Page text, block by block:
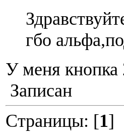
гбо
У меня кнопка
Записан
Страницы: [1]